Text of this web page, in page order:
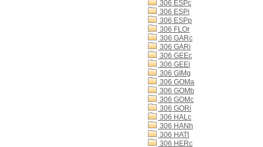
306 ESPc
306 ESPi
306 ESPp
306 FLOr
306 GARc
306 GARi
306 GEEc
306 GEEi
306 GIMg
306 GOMa
306 GOMb
306 GOMc
306 GORi
306 HALc
306 HANh
306 HATt
306 HERc